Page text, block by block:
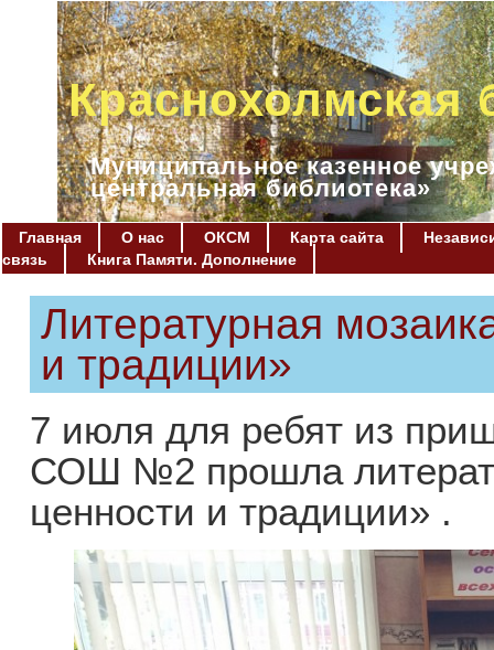
Краснохолмская
Муниципальное казенное
центральная библиотека»
Главная О нас ОКСМ Карта сайта
связь
Книга Памяти. Дополнение
Литературная
и традиции»
7 июля для ребят из
СОШ №2 прошла
ценности и традиции» .